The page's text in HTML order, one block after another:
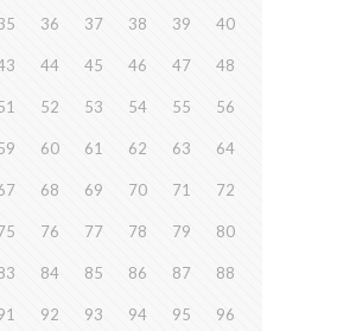
36 37 38 39 40
44 45 46 47 48
52 53 54 55 56
60 61 62 63 64
68 69 70 71 72
76 77 78 79 80
84 85 86 87 88
92 93 94 95 96